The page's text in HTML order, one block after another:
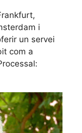
i
un servei
com a